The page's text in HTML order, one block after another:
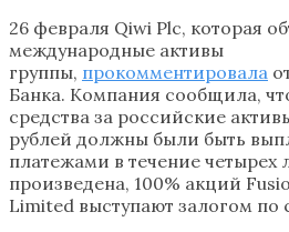
26 февраля Qiwi Plc, которая
международные активы
группы, прокомментировала
Банка. Компания сообщила,
средства за российские
рублей должны были быть
платежами в течение четырех
произведена, 100% акций
Limited выступают залогом по